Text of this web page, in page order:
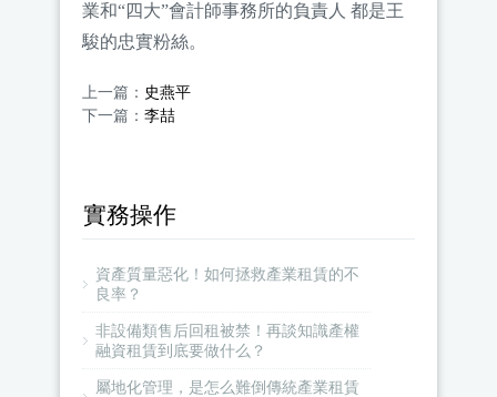
業和“四大”會計師事務所的負責人 都是王
駿的忠實粉絲。
上一篇： 史燕平
下一篇： 李喆
實務操作
資產質量惡化！如何拯救產業租賃的不
良率？
非設備類售后回租被禁！再談知識產權
融資租賃到底要做什么？
屬地化管理，是怎么難倒傳統產業租賃